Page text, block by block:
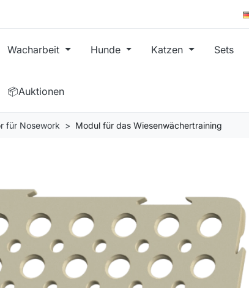
Wacharbeit Hunde Katzen Sets
📦Auktionen
für Nosework Modul für das Wiesenwächertraining